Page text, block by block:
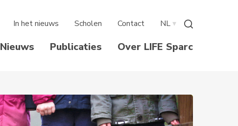
In het nieuws Scholen Contact NL▾
Nieuws Publicaties Over LIFE Sparc